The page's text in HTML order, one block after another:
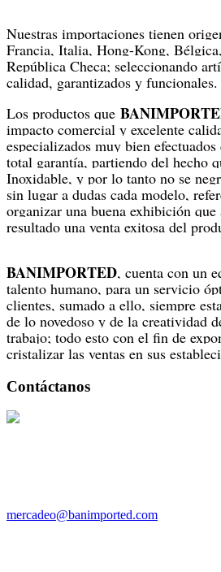
Nuestras importaciones tienen
Francia, Italia, Hong-Kong,
República Checa; seleccionando
calidad, garantizados y funcionales.
Los productos que
impacto comercial y excelente
especializados muy bien
total garantía, partiendo del hecho
Inoxidable, y por lo tanto no se
sin lugar a dudas cada modelo,
organizar una buena exhibición
resultado una venta exitosa del
BANIMPORTED, cuenta con un
talento humano, para un servicio
clientes, sumado a ello, siempre
de lo novedoso y de la creatividad
trabajo; todo esto con el fin de
cristalizar las ventas en sus
Contáctanos
mercadeo@banimported.com